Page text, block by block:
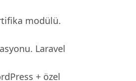
modülü.
Laravel
+ özel